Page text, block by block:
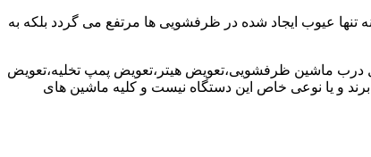
تنها عیوب ایجاد شده در ظرفشویی ها مرتفع می گردد بلکه به
ماشین ظرفشویی،تعویض هیتر،تعویض پمپ تخلیه،تعویض
و یا نوعی خاص این دستگاه نیست و کلیه ماشین های